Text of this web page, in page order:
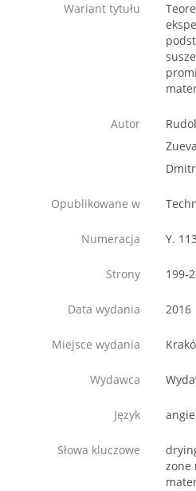
Wariant tytułu
Autor
Opublikowane w
Numeracja Y.
Strony 199-
Data wydania 2016
Miejsce wydania
Wydawca
Język
Słowa kluczowe
zone